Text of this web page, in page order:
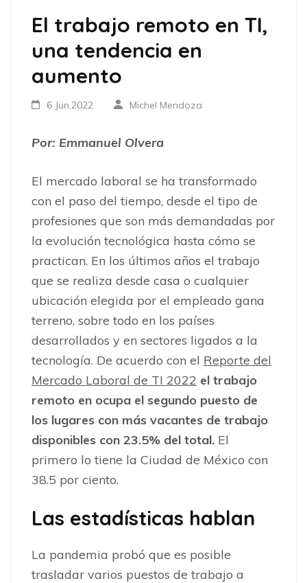
El trabajo remoto en TI,
una tendencia en
aumento
6 Jun,2022 Michel Mendoza
Por: Emmanuel Olvera
El mercado laboral se ha transformado
con el paso del tiempo, desde el tipo de
profesiones que son más demandadas por
la evolución tecnológica hasta cómo se
practican. En los últimos años el trabajo
que se realiza desde casa o cualquier
ubicación elegida por el empleado gana
terreno, sobre todo en los países
desarrollados y en sectores ligados a la
tecnología. De acuerdo con el Reporte del
Mercado Laboral de TI 2022 el trabajo
remoto en ocupa el segundo puesto de
los lugares con más vacantes de trabajo
disponibles con 23.5% del total. El
primero lo tiene la Ciudad de México con
38.5 por ciento.
Las estadísticas hablan
La pandemia probó que es posible
trasladar varios puestos de trabajo a